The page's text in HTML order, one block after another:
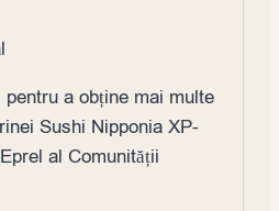
a obține mai multe
Sushi Nipponia XP-
al Comunității